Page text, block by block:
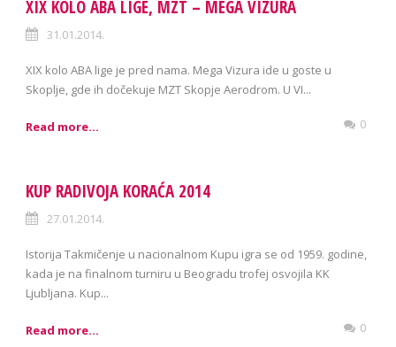
XIX KOLO ABA LIGE, MZT – MEGA VIZURA
31.01.2014.
XIX kolo ABA lige je pred nama. Mega Vizura ide u goste u
Skoplje, gde ih dočekuje MZT Skopje Aerodrom. U VI...
Read more... 0
KUP RADIVOJA KORAĆA 2014
27.01.2014.
Istorija Takmičenje u nacionalnom Kupu igra se od 1959. godine,
kada je na finalnom turniru u Beogradu trofej osvojila KK
Ljubljana. Kup...
Read more... 0